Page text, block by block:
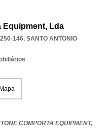
Equipment, Lda
146, SANTO ANTONIO
COMPORTA EQUIPMENT,